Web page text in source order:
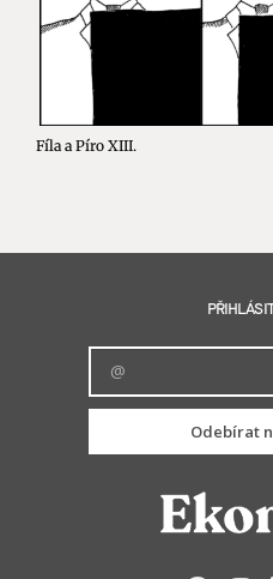
Fíla a Píro XIII.
Odebírat